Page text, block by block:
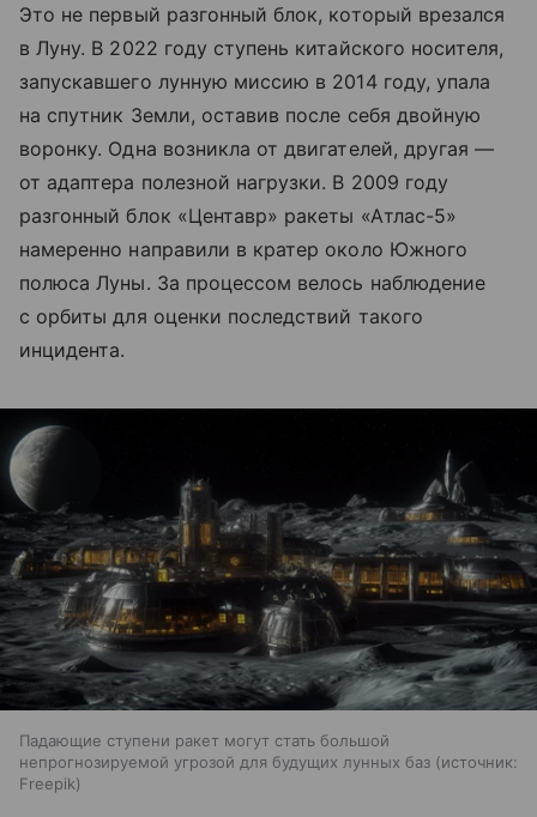
Это не первый разгонный блок, который врезался
в Луну. В 2022 году ступень китайского носителя,
запускавшего лунную миссию в 2014 году, упала
на спутник Земли, оставив после себя двойную
воронку. Одна возникла от двигателей, другая —
от адаптера полезной нагрузки. В 2009 году
разгонный блок «Центавр» ракеты «Атлас-5»
намеренно направили в кратер около Южного
полюса Луны. За процессом велось наблюдение
с орбиты для оценки последствий такого
инцидента.
Падающие ступени ракет могут стать большой
непрогнозируемой угрозой для будущих лунных баз
источник:
Freepik